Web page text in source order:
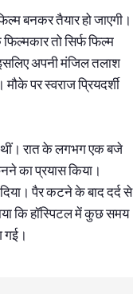
बनकर तैयार हो जाएगी।
तो सिर्फ फिल्म
अपनी मंजिल तलाश
पर स्वराज प्रियदर्शी
रात के लगभग एक बजे
का प्रयास किया।
पैर कटने के बाद दर्द से
कि हॉस्पिटल में कुछ समय
गई।